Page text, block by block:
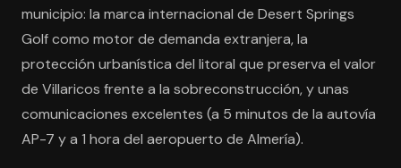
municipio: la marca internacional de Desert Springs
Golf como motor de demanda extranjera, la
protección urbanística del litoral que preserva el valor
de Villaricos frente a la sobreconstrucción, y unas
comunicaciones excelentes (a 5 minutos de la autovía
AP-7 y a 1 hora del aeropuerto de Almería).